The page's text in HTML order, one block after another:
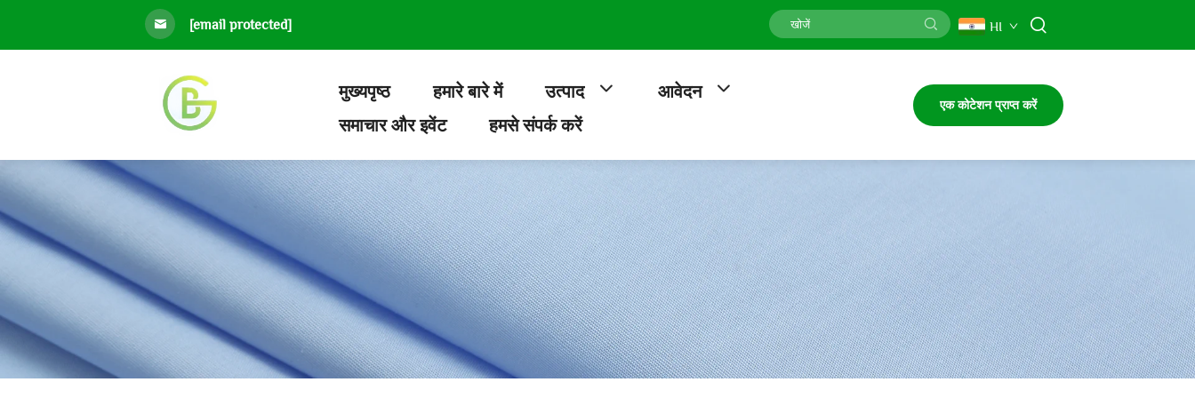
[email protected] HI
मुख्यपृष्ठ हमारे बारे में उत्पाद
आवेदन
समाचार और इवेंट
हमसे संपर्क करें
एक कोटेशन प्राप्त करें